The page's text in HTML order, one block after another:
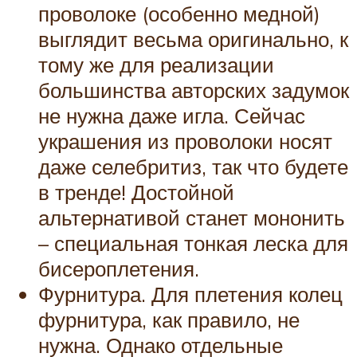
проволоке (особенно медной)
выглядит весьма оригинально, к
тому же для реализации
большинства авторских задумок
не нужна даже игла. Сейчас
украшения из проволоки носят
даже селебритиз, так что будете
в тренде! Достойной
альтернативой станет мононить
– специальная тонкая леска для
бисероплетения.
Фурнитура. Для плетения колец
фурнитура, как правило, не
нужна. Однако отдельные